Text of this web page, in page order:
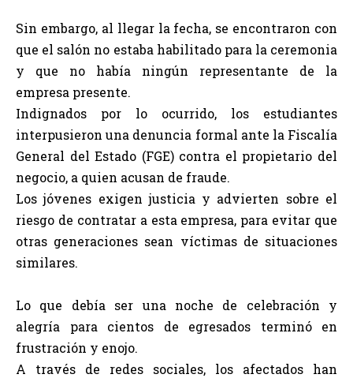
Sin embargo, al llegar la fecha, se encontraron con
que el salón no estaba habilitado para la ceremonia
y que no había ningún representante de la
empresa presente.
Indignados por lo ocurrido, los estudiantes
interpusieron una denuncia formal ante la Fiscalía
General del Estado (FGE) contra el propietario del
negocio, a quien acusan de fraude.
Los jóvenes exigen justicia y advierten sobre el
riesgo de contratar a esta empresa, para evitar que
otras generaciones sean víctimas de situaciones
similares.
Lo que debía ser una noche de celebración y
alegría para cientos de egresados terminó en
frustración y enojo.
A través de redes sociales, los afectados han